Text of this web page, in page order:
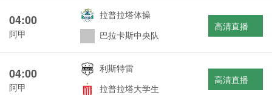
04:00
阿甲
拉普拉塔体操
巴拉卡斯中央队
高清直播
04:00
阿甲
利斯特雷
拉普拉塔大学生
高清直播